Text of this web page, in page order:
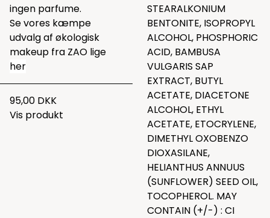
ingen parfume.
Se vores kæmpe
udvalg af økologisk
makeup fra ZAO lige
her
95,00 DKK
Vis produkt
STEARALKONIUM
BENTONITE, ISOPROPYL
ALCOHOL, PHOSPHORIC
ACID, BAMBUSA
VULGARIS SAP
EXTRACT, BUTYL
ACETATE, DIACETONE
ALCOHOL, ETHYL
ACETATE, ETOCRYLENE,
DIMETHYL OXOBENZO
DIOXASILANE,
HELIANTHUS ANNUUS
(SUNFLOWER) SEED OIL,
TOCOPHEROL. MAY
CONTAIN (+/-) : CI